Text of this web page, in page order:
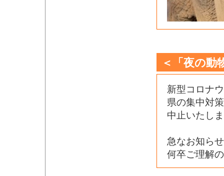
＜「夜の動
新型コロナ
県の集中対
中止いたし
急なお知ら
何卒ご理解